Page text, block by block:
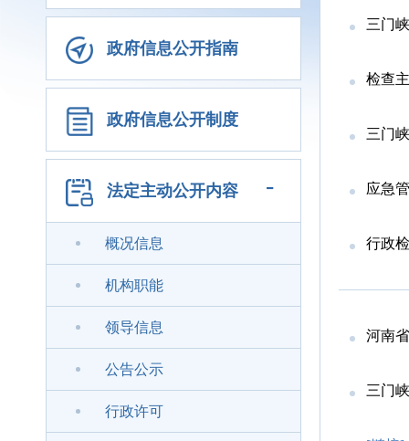
政府信息公开指南
政府信息公开制度
法定主动公开内容 -
概况信息
机构职能
领导信息
公告公示
行政许可
三门
检查
三门
应急
行政
河南
三门